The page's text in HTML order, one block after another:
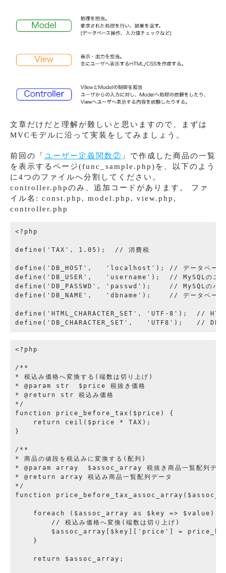
文章だけだと理解が難しいと思いますので、まずは
MVCモデルに沿って実装をしてみましょう。
前回の「 ユーザー定義関数② 」で作成した商品の一覧
を表示するページ(func_sample.php)を、以下のよう
に4つのファイルへ分割してください。
controller.phpのみ、追加コードがあります。 ファ
イル名: const.php, model.php, view.php,
controller.php
<?php
define('TAX', 1.05);  // 消費税
define('DB_HOST',   'localhost'); // データベースの
define('DB_USER',   'username');  // MySQLのユー
define('DB_PASSWD', 'passwd');    // MySQLのパス
define('DB_NAME',   'dbname');    // データベース
define('HTML_CHARACTER_SET', 'UTF-8');  // HTML
<?php
/**
* 税込み価格へ変換する(端数は切り上げ)
* @param str  $price 税抜き価格
* @return str 税込み価格
*/
function price_before_tax($price) {
    return ceil($price * TAX);
}
/**
* 商品の値段を税込みに変換する(配列)
* @param array  $assoc_array 税抜き商品一覧配列デー
* @return array 税込み商品一覧配列データ
*/
function
    foreach ($assoc_array as $key => $value) {
        // 税込み価格へ変換(端数は切り上げ)
$assoc_array[$key]['price'] =
    }
    return $assoc_array;